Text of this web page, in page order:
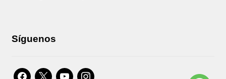
Síguenos
facebook
x youtubeinstagram